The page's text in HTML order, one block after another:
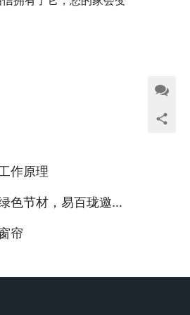
作原理
加Japan Build智能建筑展Dec.13-15
帘